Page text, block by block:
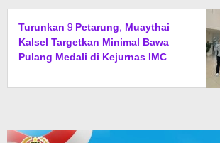
Turunkan 9 Petarung, Muaythai
Kalsel Targetkan Minimal Bawa
Pulang Medali di Kejurnas IMC